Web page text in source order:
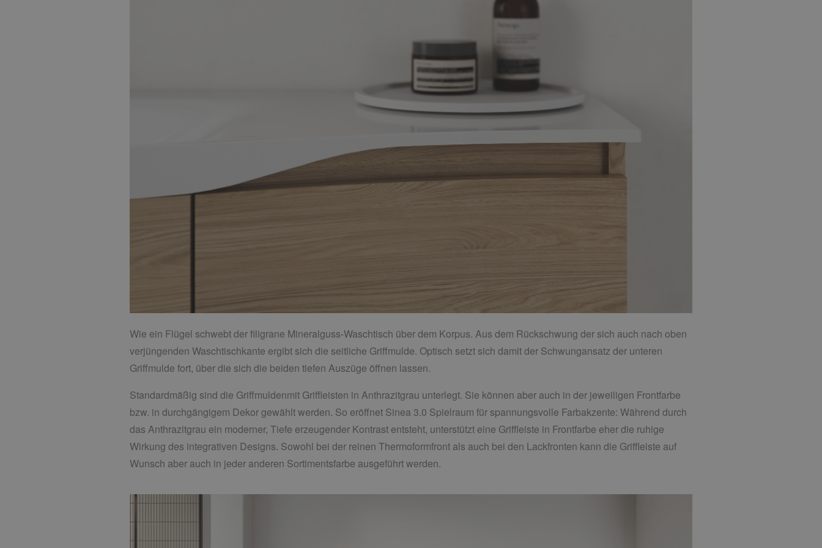
Wie ein Flügel schwebt der filigrane Mineralguss-Waschtisch über dem Korpus. Aus dem Rückschwung der sich auch nach oben
verjüngenden Waschtischkante ergibt sich die seitliche Griffmulde. Optisch setzt sich damit der Schwungansatz der unteren
Griffmulde fort, über die sich die beiden tiefen Auszüge öffnen lassen.
Standardmäßig sind die Griffmuldenmit Griffleisten in Anthrazitgrau unterlegt. Sie können aber auch in der jeweiligen Frontfarbe
bzw. in durchgängigem Dekor gewählt werden. So eröffnet Sinea 3.0 Spielraum für spannungsvolle Farbakzente: Während durch
das Anthrazitgrau ein moderner, Tiefe erzeugender Kontrast entsteht, unterstützt eine Griffleiste in Frontfarbe eher die ruhige
Wirkung des integrativen Designs. Sowohl bei der reinen Thermoformfront als auch bei den Lackfronten kann die Griffleiste auf
Wunsch aber auch in jeder anderen Sortimentsfarbe ausgeführt werden.